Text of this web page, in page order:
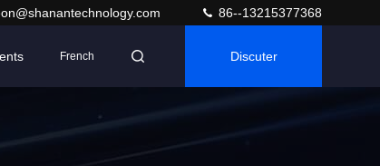
86--13215377368
French Discuter